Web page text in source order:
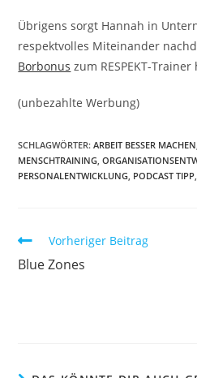
Übrigens sorgt Hannah in
respektvolles Miteinander
Borbonus zum RESPEKT-
(unbezahlte Werbung)
SCHLAGWÖRTER:ARBEIT BESSER MACHEN,
MENSCHTRAINING,
PERSONALENTWICKLUNG, PODCAST TIPP,
Weitere
Artikel
ansehen
Vorheriger Beitrag
Blue Zones